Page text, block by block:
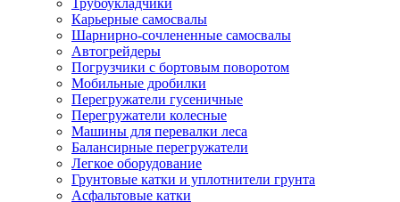
Трубоукладчики
Карьерные самосвалы
Шарнирно-сочлененные cамосвалы
Автогрейдеры
Погрузчики с бортовым поворотом
Мобильные дробилки
Перегружатели гусеничные
Перегружатели колесные
Машины для перевалки леса
Балансирные перегружатели
Легкое оборудование
Грунтовые катки и уплотнители грунта
Асфальтовые катки